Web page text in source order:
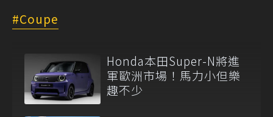
Coupe
Honda本田Super-N將進
軍歐洲市場！馬力小但樂
趣不少